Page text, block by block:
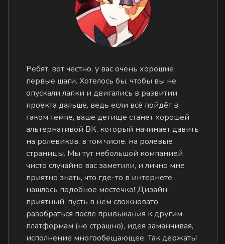
Ребят, вот честно, у вас очень хорошие
первые шаги. Хотелось бы, чтобы вы не
опускали лапки и двигались в развитии
проекта дальше, ведь если всё пойдёт в
таком темпе, ваше детище станет хорошей
альтернативой ВК, который начинает давить
на ролевиков, в том числе, на ролевые
страницы. Мы тут небольшой компанией
чисто случайно вас заметили, и лично мне
приятно знать, что где-то в интернете
нашлось подобное местечко! Дизайн
приятный, пусть в нём сложновато
разобраться после привыкания к другим
платформам (не страшно), идея заманчивая,
исполнение многообещающее. Так держать!